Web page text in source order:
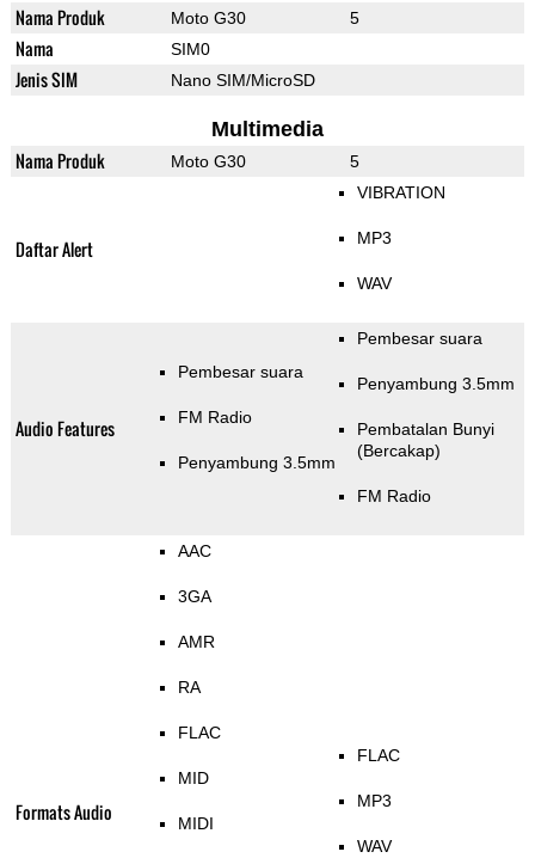
Nama Produk Moto G30 5
Nama SIM0
Jenis SIM Nano SIM/MicroSD
Multimedia
Nama Produk Moto G30 5
Daftar Alert
VIBRATION
MP3
WAV
Audio Features
Pembesar suara
FM Radio
Penyambung 3.5mm
Pembesar suara
Penyambung 3.5mm
Pembatalan Bunyi
(Bercakap)
FM Radio
Formats Audio
AAC
3GA
AMR
RA
FLAC
MID
MIDI
FLAC
MP3
WAV